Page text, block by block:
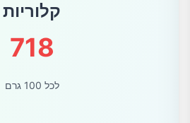
קלוריות
718
לכל 100 גרם